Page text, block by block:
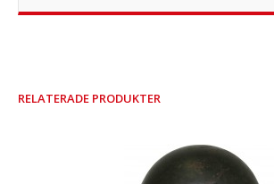
RELATERADE PRODUKTER